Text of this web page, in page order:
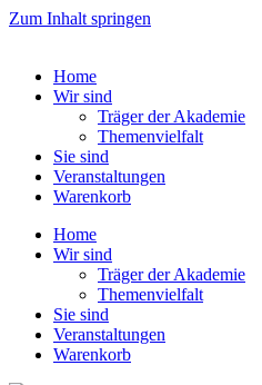
Zum Inhalt springen
Home
Wir sind
Träger der Akademie
Themenvielfalt
Sie sind
Veranstaltungen
Warenkorb
Home
Wir sind
Träger der Akademie
Themenvielfalt
Sie sind
Veranstaltungen
Warenkorb